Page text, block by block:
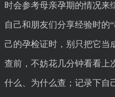
时会参考母亲孕期的情况来
自己和朋友们分享经验时的
己的孕检证时，别只把它当
查前，不妨花几分钟看看上
什么、为什么查；记录下自